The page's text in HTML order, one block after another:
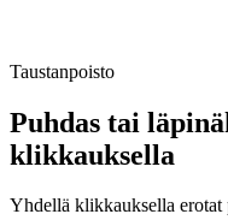
Taustanpoisto
Puhdas tai
klikkauksella
Yhdellä klikkauksella erotat